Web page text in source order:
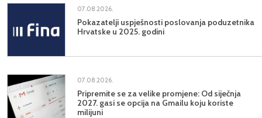
07.08.2026.
Pokazatelji uspješnosti poslovanja poduzetnika
Hrvatske u 2025. godini
07.08.2026.
Pripremite se za velike promjene: Od siječnja
2027. gasi se opcija na Gmailu koju koriste
milijuni